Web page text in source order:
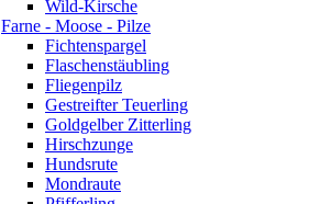
Wild-Kirsche
Farne - Moose - Pilze
Fichtenspargel
Flaschenstäubling
Fliegenpilz
Gestreifter Teuerling
Goldgelber Zitterling
Hirschzunge
Hundsrute
Mondraute